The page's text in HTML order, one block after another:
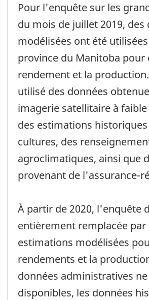
Pour l'enquête sur les
du mois de juillet 2019, des
modélisées ont été
province du Manitoba pour
rendement et la
utilisé des données
imagerie satellitaire à
des estimations
cultures, des
agroclimatiques, ainsi que
provenant de l'assurance-
À partir de 2020, l'enquête
entièrement remplacée par
estimations modélisées
rendements et la
données administratives
disponibles, les données